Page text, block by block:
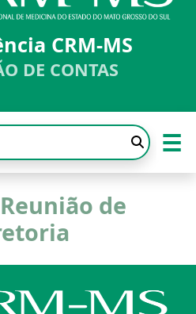
CRM-MS
DE CONTAS
☰
de